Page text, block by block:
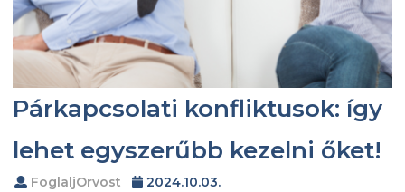
Párkapcsolati konfliktusok: így
lehet egyszerűbb kezelni őket!
FoglaljOrvost 2024.10.03.